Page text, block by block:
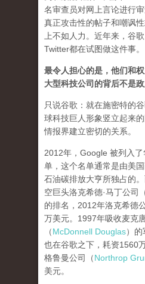
名审查员对网上言论进行
真正攻击性的帖子和嘲讽
上不如人力。近年来，谷
Twitter都在试图做这件事。
最令人担心的是，他们和
大型科技公司的背后不是政
只说谷歌：就在施密特的
球科技巨人形象竖立起来
情报界建立密切的关系。
2012年，Google 被列入
单，这个名单通常是由美
石油碳排放大亨所独占的
空巨头洛克希德·马丁公司
的排名，2012年洛克希德
万美元。1997年吸收麦克
（McDonnell Douglas）的
也在谷歌之下，耗资1560
格鲁曼公司（Northrop
美元。